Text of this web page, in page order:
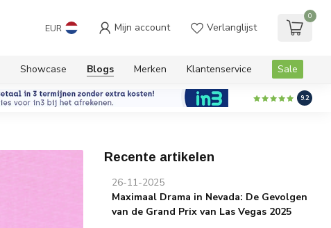
EUR Mijn account Verlanglijst
0
Showcase Blogs Merken Klantenservice Sale
9.2
Recente artikelen
26-11-2025
Maximaal Drama in Nevada: De Gevolgen
van de Grand Prix van Las Vegas 2025